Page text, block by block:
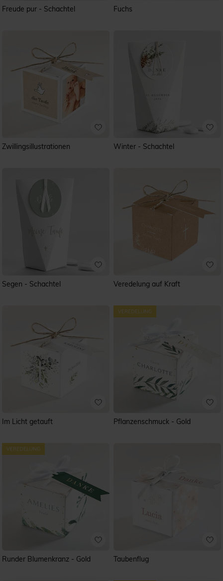
Freude pur - Schachtel Fuchs
Zwillingsillustrationen Winter - Schachtel
Segen - Schachtel Veredelung auf Kraft
Im Licht getauft Pflanzenschmuck - Gold
Runder Blumenkranz - Gold Taubenflug